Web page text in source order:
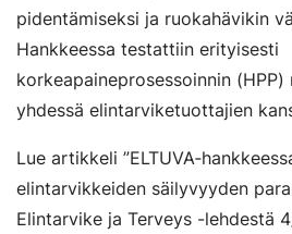
pidentämiseksi ja ruokahävikin
Hankkeessa testattiin erityisesti
korkeapaineprosessoinnin (HPP)
yhdessä elintarviketuottajien
Lue artikkeli
elintarvikkeiden säilyvyyden
Elintarvike ja Terveys -lehdestä